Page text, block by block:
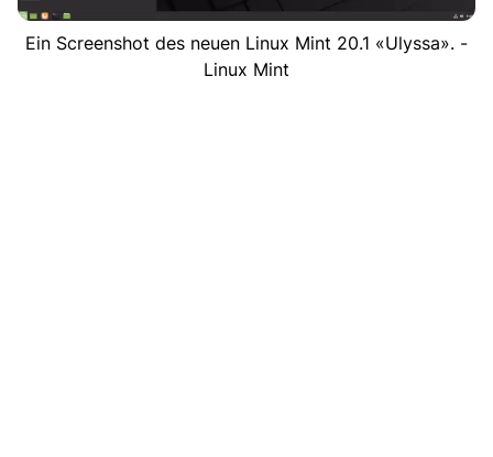
Ein Screenshot des neuen Linux Mint 20.1 «Ulyssa». -
Linux Mint